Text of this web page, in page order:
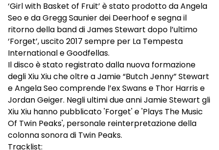
‘Girl with Basket of Fruit’ è stato prodotto da Angela
Seo e da Gregg Saunier dei Deerhoof e segna il
ritorno della band di James Stewart dopo l’ultimo
‘Forget’, uscito 2017 sempre per La Tempesta
International e Goodfellas.
Il disco è stato registrato dalla nuova formazione
degli Xiu Xiu che oltre a Jamie “Butch Jenny” Stewart
e Angela Seo comprende l’ex Swans e Thor Harris e
Jordan Geiger. Negli ultimi due anni Jamie Stewart gli
Xiu Xiu hanno pubblicato 'Forget' e 'Plays The Music
Of Twin Peaks', personale reinterpretazione della
colonna sonora di Twin Peaks.
Tracklist: